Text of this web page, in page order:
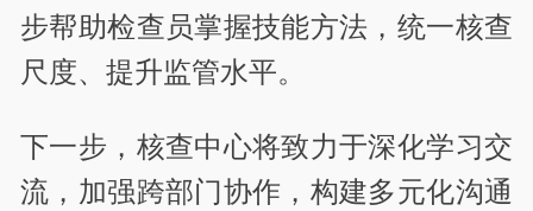
步帮助检查员掌握技能方法，统一核查
尺度、提升监管水平。
下一步，核查中心将致力于深化学习交
流，加强跨部门协作，构建多元化沟通